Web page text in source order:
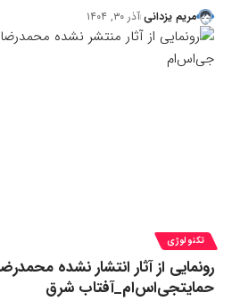
مریم یزدانی آذر ۳۰, ۱۴۰۴
تکنولوژی
رونمایی از آثار انتشار نشده
حمایتجی‌اس‌ام_آفتاب شرق